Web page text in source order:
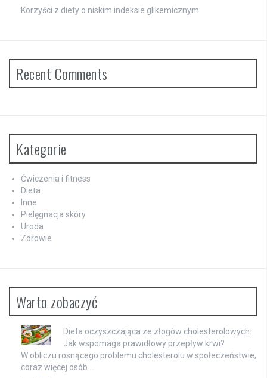
Korzyści z diety o niskim indeksie glikemicznym
Recent Comments
Kategorie
Ćwiczenia i fitness
Dieta
Inne
Pielęgnacja skóry
Uroda
Zdrowie
Warto zobaczyć
Dieta oczyszczająca ze złogów cholesterolowych:
Jak wspomaga prawidłowy przepływ krwi?
W obliczu rosnącego problemu cholesterolu w społeczeństwie,
coraz więcej osób …